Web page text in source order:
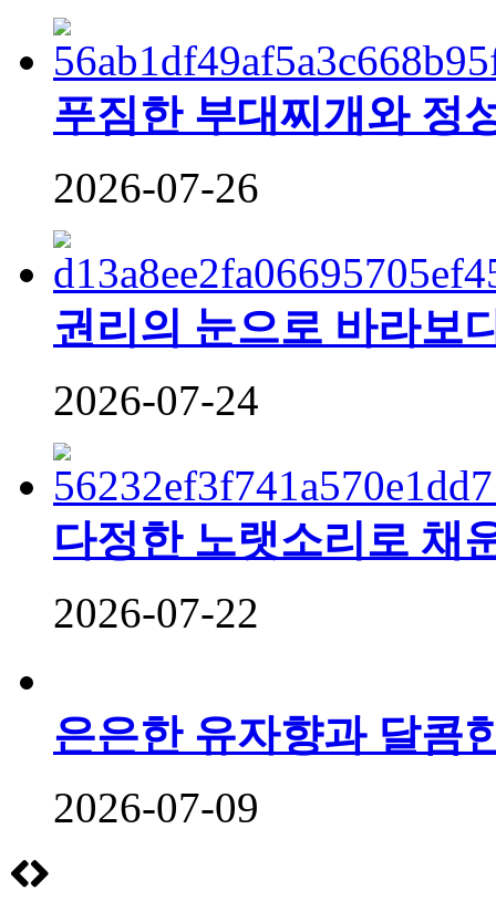
푸짐한 부대찌개와 정
2026-07-26
권리의 눈으로 바라보
2026-07-24
다정한 노랫소리로 채
2026-07-22
은은한 유자향과 달콤
2026-07-09